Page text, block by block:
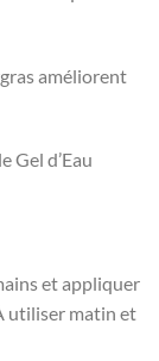
améliorent
Gel d’Eau
et appliquer
utiliser matin et